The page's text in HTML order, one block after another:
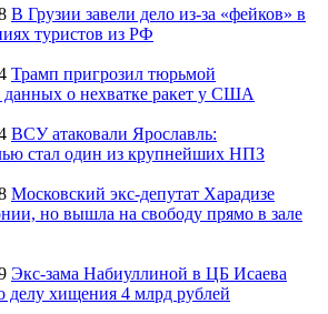
В Грузии завели дело из-за «фейков» в
туристов из РФ
Трамп пригрозил тюрьмой
о нехватке ракет у США
ВСУ атаковали Ярославль:
стал один из крупнейших НПЗ
Московский экс-депутат Харадизе
но вышла на свободу прямо в зале
Экс-зама Набиуллиной в ЦБ Исаева
делу хищения 4 млрд рублей